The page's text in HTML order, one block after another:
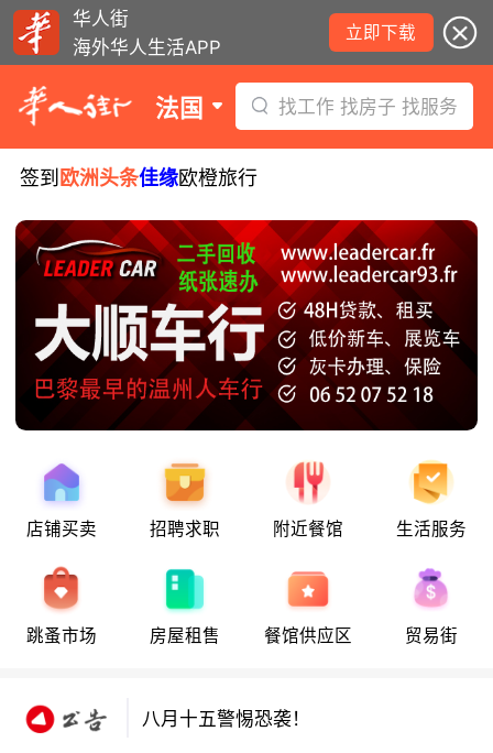
华人街
海外华人生活APP
立即下载
法国 找工作 找房子 找服务
签到 欧洲头条佳缘欧橙旅行
店铺买卖 招聘求职 附近餐馆 生活服务
跳蚤市场 房屋租售 餐馆供应区 贸易街
八月十五警惕恐袭！
八月十五警惕恐袭！